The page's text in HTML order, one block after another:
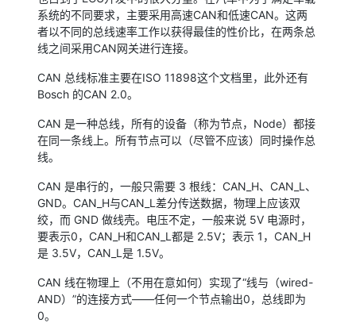
系统的不同要求，主要采用高速CAN和低速CAN。这两
者以不同的总线速率工作以获得最佳的性价比，在两条总
线之间采用CAN网关进行连接。
CAN 总线标准主要在ISO 11898这个文档里，此外还有
Bosch 的CAN 2.0。
CAN 是一种总线，所有的设备（称为节点，Node）都接
在同一条线上。所有节点可以（尽管不应该）同时操作总
线。
CAN 是串行的，一般只需要 3 根线：CAN_H、CAN_L、
GND。CAN_H与CAN_L差分传送数据，物理上应该双
绞，而 GND 做线壳。电压不定，一般来说 5V 电源时，
要表示0，CAN_H和CAN_L都是 2.5V；表示 1，CAN_H
是 3.5V，CAN_L是 1.5V。
CAN 线在物理上（不用在意如何）实现了“线与（wired-
AND）”的连接方式——任何一个节点输出0，总线即为
0。